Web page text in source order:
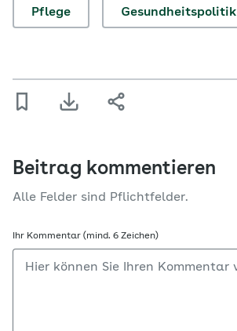
Pflege Gesundheitspolitik
Beitrag kommentieren
Alle Felder sind Pflichtfelder.
Ihr Kommentar (mind. 6 Zeichen)